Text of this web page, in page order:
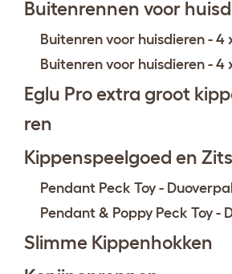
Buitenrennen voor
Buitenren voor huisdieren - 4
Buitenren voor huisdieren - 4
Eglu Pro extra groot
ren
Kippenspeelgoed en
Pendant Peck Toy -
Pendant & Poppy Peck Toy -
Slimme Kippenhokken